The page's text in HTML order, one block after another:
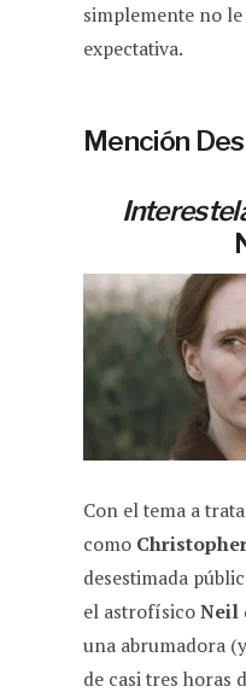
simplemente no
expectativa.
Mención
Con el tema a
como
desestimada
el astrofísicoNeil
una abrumadora
de casi tres horas